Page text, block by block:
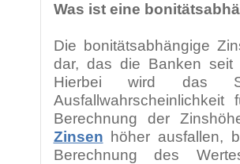
Was ist eine
Die bonitätsabhängige
dar, das die Banken seit
Hierbei wird das
Berechnung der
Zinsen höher ausfallen,
Berechnung des